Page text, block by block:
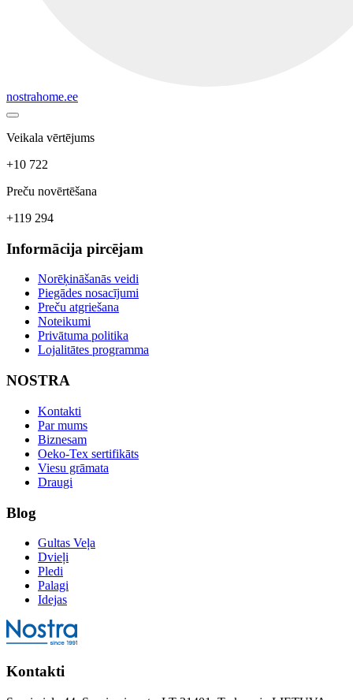
nostrahome.ee
Veikala vērtējums
+10 722
Preču novērtēšana
+119 294
Informācija pircējam
Norēķināšanās veidi
Piegādes nosacījumi
Preču atgriešana
Noteikumi
Privātuma politika
Lojalitātes programma
NOSTRA
Kontakti
Par mums
Biznesam
Oeko-Tex sertifikāts
Viesu grāmata
Draugi
Blog
Gultas Veļa
Dvieļi
Pledi
Palagi
Idejas
Kontakti